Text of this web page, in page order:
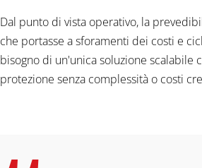
Dal punto di vista operativo, la
che portasse a sforamenti dei costi e
bisogno di un'unica soluzione scalabile
protezione senza complessità o costi